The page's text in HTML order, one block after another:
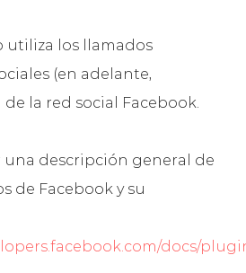
utiliza los llamados
(en adelante,
la red social Facebook.
descripción general de
de Facebook y su
docs/